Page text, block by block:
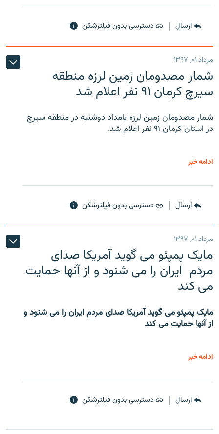
ارسال دسترسی بدون فیلترشکن
مرداد ۰۱, ۱۳۹۷
شمار مصدومان زمین لرزه منطقه
سیرچ کرمان ۹۱ نفر اعلام شد
شمار مصدومان زمین لرزه بامداد دوشنبه در منطقه سیرچ
در استان کرمان ۹۱ نفر اعلام شد.
ادامه خبر
ارسال دسترسی بدون فیلترشکن
مرداد ۰۱, ۱۳۹۷
مایک پمپئو می گوید آمریکا صدای
مردم ایران را می شنود و از آنها حمایت
می کند
مایک پمپئو می گوید آمریکا صدای مردم ایران را می شنود و
از آنها حمایت می کند
ادامه خبر
ارسال دسترسی بدون فیلترشکن